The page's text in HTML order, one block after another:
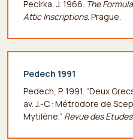
Pecirka, J. 1966. The
Attic Inscriptions. Prague.
Pedech 1991
Pedech, P. 1991. “Deux
av. J.-C.: Métrodore de
Mytilène.” Revue des